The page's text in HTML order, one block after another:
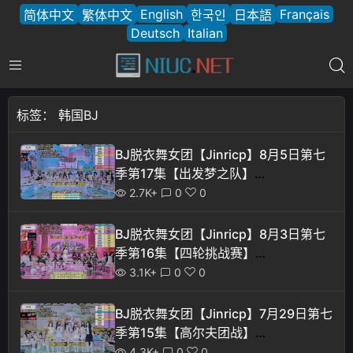
简体中文 繁体中文 English 한국인 日本語 Français
Deutsch Italian
标签： 韩国BJ
BJ脱衣舞女团【Jinricp】8月5日第七
季第17集【出发梦之队】
【12V/37.6G】
2.7K+ 0 0
BJ脱衣舞女团【Jinricp】8月3日第七
季第16集【四轮挑战赛】
【12V/39.4G】
3.1K+ 0 0
BJ脱衣舞女团【Jinricp】7月29日第七
季第15集【高尔夫团战】